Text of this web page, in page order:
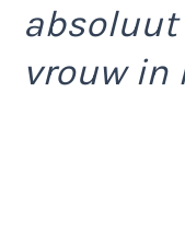
absoluut
vrouw in